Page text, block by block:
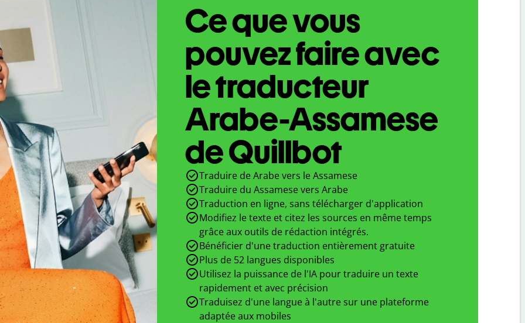
Ce que vous
pouvez faire avec
le traducteur
Arabe-Assamese
de Quillbot
Traduire de Arabe vers le Assamese
Traduire du Assamese vers Arabe
Traduction en ligne, sans télécharger d'application
Modifiez le texte et citez les sources en même temps
grâce aux outils de rédaction intégrés.
Bénéficier d'une traduction entièrement gratuite
Plus de 52 langues disponibles
Utilisez la puissance de l'IA pour traduire un texte
rapidement et avec précision
Traduisez d'une langue à l'autre sur une plateforme
adaptée aux mobiles